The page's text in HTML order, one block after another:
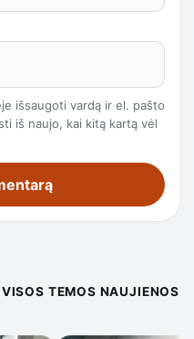
išsaugoti vardą ir el. pašto
iš naujo, kai kitą kartą vėl
VISOS TEMOS NAUJIENOS